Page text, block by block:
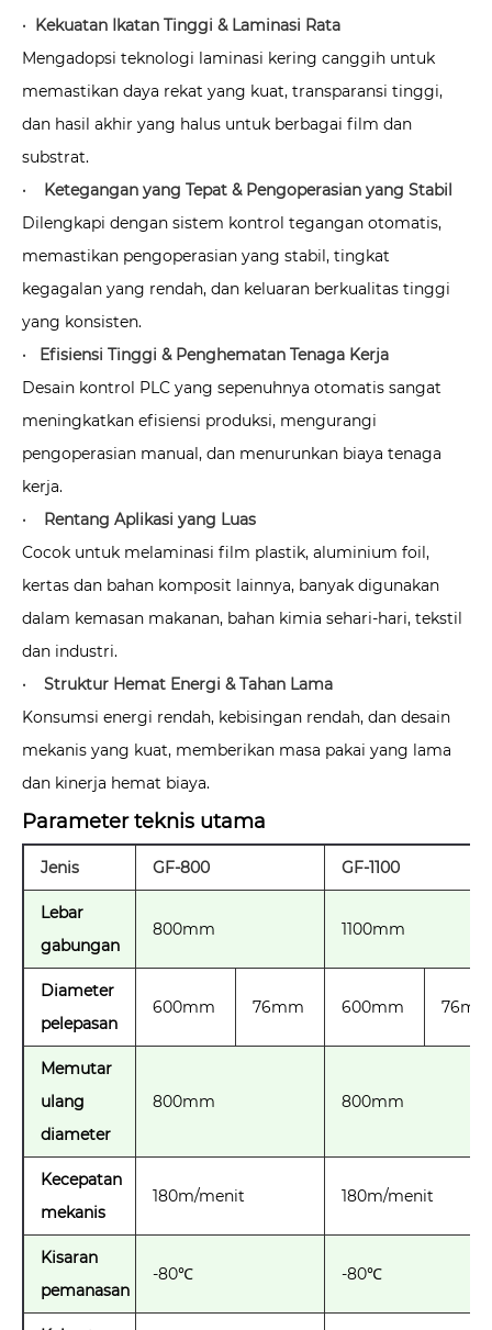
· Kekuatan Ikatan Tinggi & Laminasi Rata
Mengadopsi teknologi laminasi kering canggih untuk
memastikan daya rekat yang kuat, transparansi tinggi,
dan hasil akhir yang halus untuk berbagai film dan
substrat.
· Ketegangan yang Tepat & Pengoperasian yang Stabil
Dilengkapi dengan sistem kontrol tegangan otomatis,
memastikan pengoperasian yang stabil, tingkat
kegagalan yang rendah, dan keluaran berkualitas tinggi
yang konsisten.
· Efisiensi Tinggi & Penghematan Tenaga Kerja
Desain kontrol PLC yang sepenuhnya otomatis sangat
meningkatkan efisiensi produksi, mengurangi
pengoperasian manual, dan menurunkan biaya tenaga
kerja.
· Rentang Aplikasi yang Luas
Cocok untuk melaminasi film plastik, aluminium foil,
kertas dan bahan komposit lainnya, banyak digunakan
dalam kemasan makanan, bahan kimia sehari-hari, tekstil
dan industri.
· Struktur Hemat Energi & Tahan Lama
Konsumsi energi rendah, kebisingan rendah, dan desain
mekanis yang kuat, memberikan masa pakai yang lama
dan kinerja hemat biaya.
Parameter teknis utama
Jenis GF-800 GF-1100
Lebar
gabungan
800mm 1100mm
Diameter
pelepasan
600mm 76mm 600mm 76mm
Memutar
ulang
diameter
800mm 800mm
Kecepatan
mekanis
180m/menit 180m/menit
Kisaran
pemanasan
-80℃ -80℃